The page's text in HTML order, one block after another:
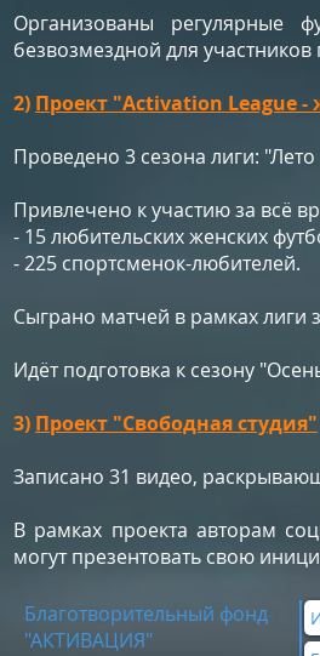
Организованы регулярные
безвозмездной для участников
2) Проект "Activation League
Проведено 3 сезона лиги:
Привлечено к участию за всё
- 15 любительских женских
- 225 спортсменок-любителей.
Сыграно матчей в рамках лиги
Идёт подготовка к сезону
3) Проект "Свободная студия"
Записано 31 видео,
В рамках проекта авторам
могут презентовать свою
Благотворительный фонд
"АКТИВАЦИЯ"